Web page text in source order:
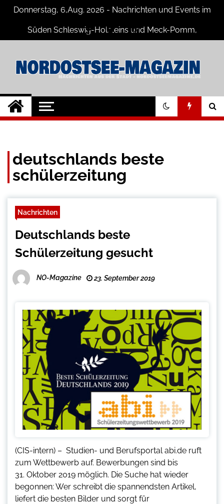
SkipDonnerstag, 6,Aug. 2026 - Nachrichten und Events im
Süden Schleswig-Holsteins und Meck-Pomm,
Nord-Ostsee-
Magazine Blog
Der Blog der Nord-Ostsee Magazine
deutschlands beste
schülerzeitung
Nachrichten
Deutschlands beste
Schülerzeitung gesucht
NO-Magazine 23. September 2019
(CIS-intern) – Studien- und Berufsportal abi.de ruft
zum Wettbewerb auf. Bewerbungen sind bis
31. Oktober 2019 möglich. Die Suche hat wieder
begonnen: Wer schreibt die spannendsten Artikel,
liefert die besten Bilder und sorgt für